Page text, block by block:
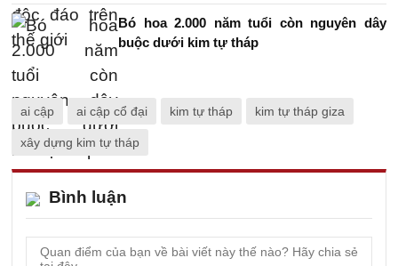
Bó hoa 2.000 năm tuổi còn nguyên dây
buộc dưới kim tự tháp
ai cập ai cập cổ đại kim tự tháp kim tự tháp giza
xây dựng kim tự tháp
Bình luận